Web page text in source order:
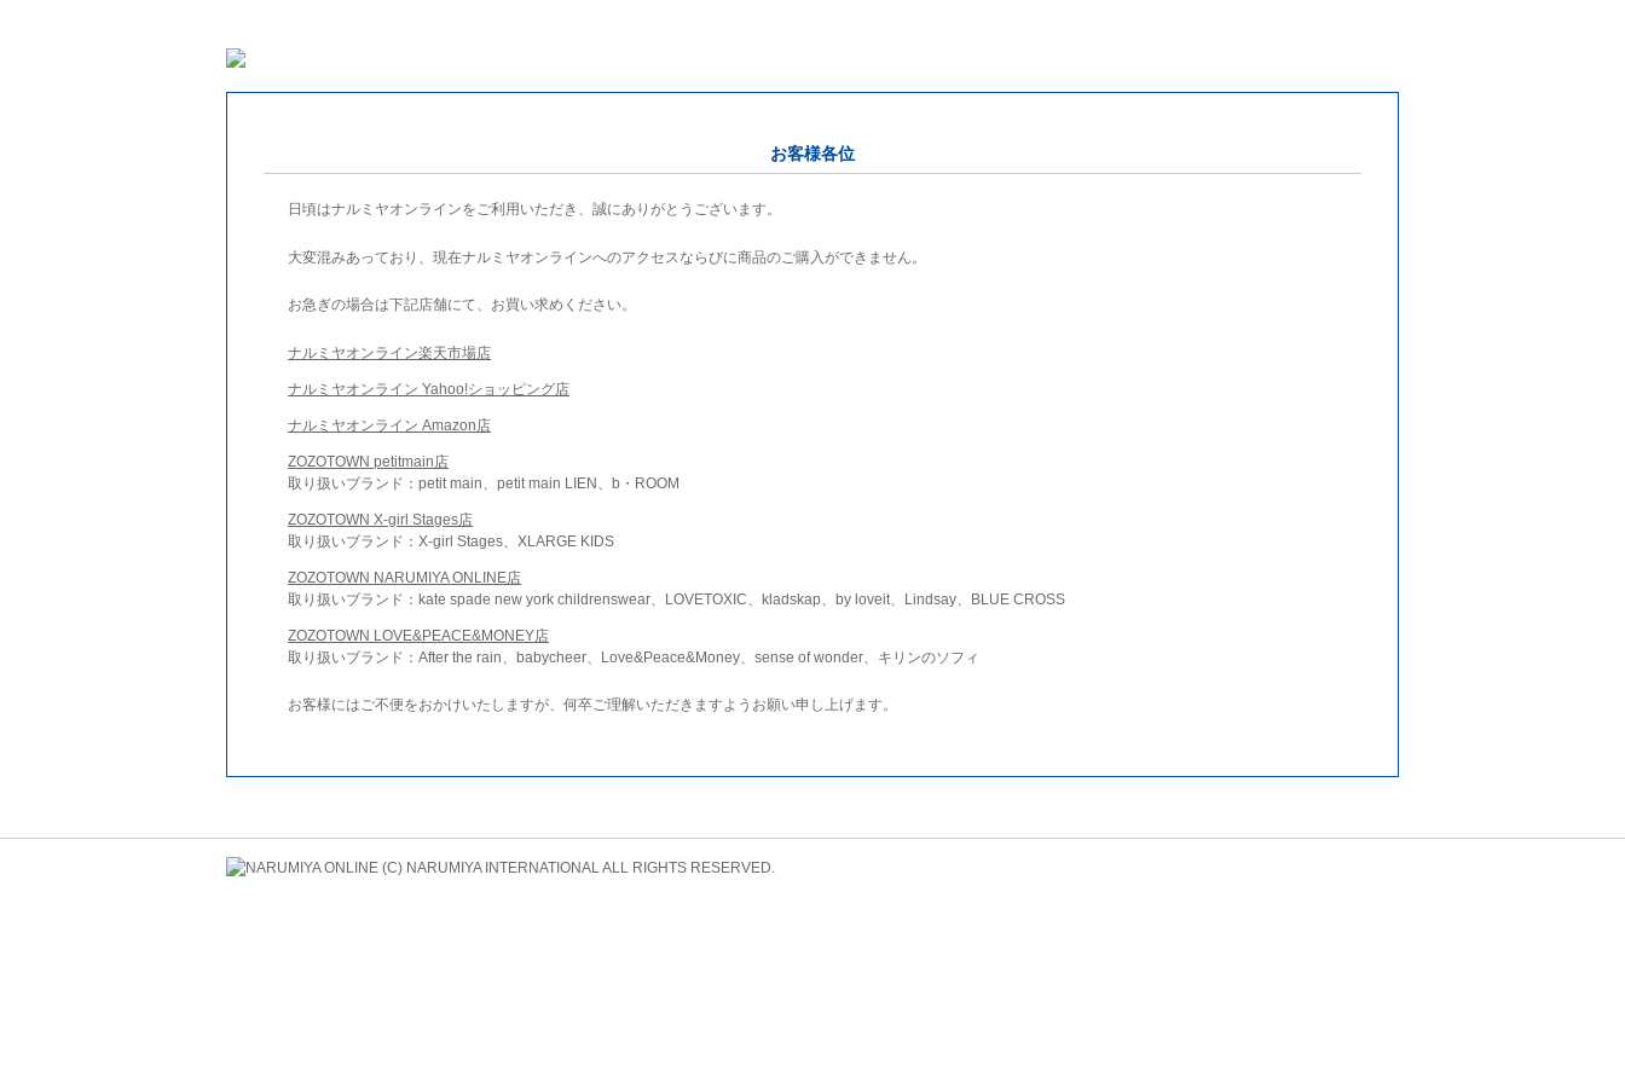
お客様各位
日頃はナルミヤオンラインをご利用いただき、誠にありがとうございます。
大変混みあっており、現在ナルミヤオンラインへのアクセスならびに商品のご購入ができません。
お急ぎの場合は下記店舗にて、お買い求めください。
ナルミヤオンライン楽天市場店
ナルミヤオンライン Yahoo!ショッピング店
ナルミヤオンライン Amazon店
ZOZOTOWN petitmain店
取り扱いブランド：petit main、petit main LIEN、b・ROOM
ZOZOTOWN X-girl Stages店
取り扱いブランド：X-girl Stages、XLARGE KIDS
ZOZOTOWN NARUMIYA ONLINE店
取り扱いブランド：kate spade new york childrenswear、LOVETOXIC、kladskap、by loveit、Lindsay、BLUE CROSS
ZOZOTOWN LOVE&PEACE&MONEY店
取り扱いブランド：After the rain、babycheer、Love&Peace&Money、sense of wonder、キリンのソフィ
お客様にはご不便をおかけいたしますが、何卒ご理解いただきますようお願い申し上げます。